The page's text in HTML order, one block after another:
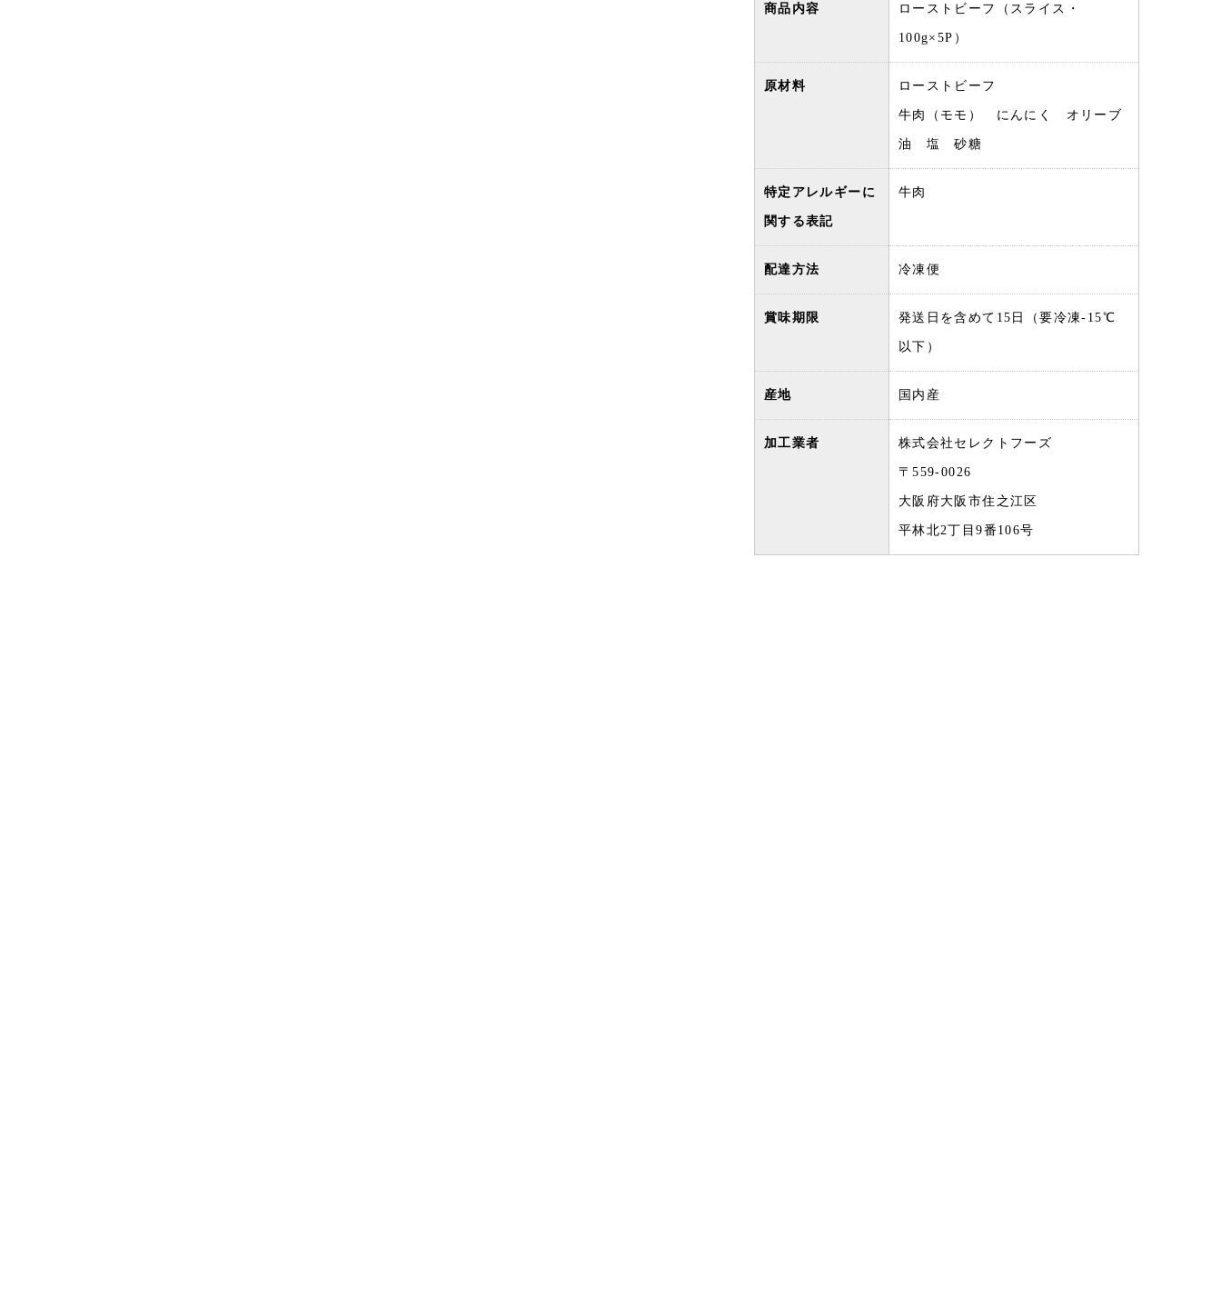
商品内容 ローストビーフ（スライス・
100g×5P）
原材料 ローストビーフ
牛肉（モモ） にんにく オリーブ
油 塩 砂糖
特定アレルギーに
関する表記
牛肉
配達方法 冷凍便
賞味期限 発送日を含めて15日（要冷凍-15℃
以下）
産地 国内産
加工業者 株式会社セレクトフーズ
〒559-0026
大阪府大阪市住之江区
平林北2丁目9番106号